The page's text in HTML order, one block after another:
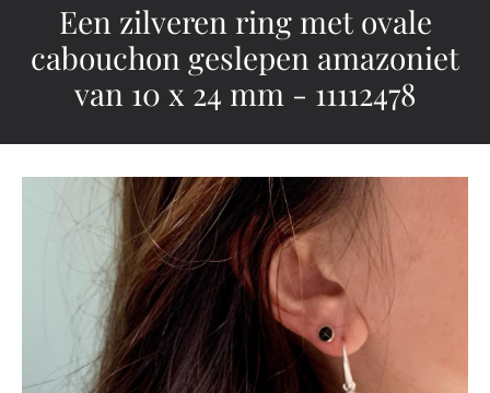
Een zilveren ring met ovale
cabouchon geslepen amazoniet
van 10 x 24 mm - 11112478